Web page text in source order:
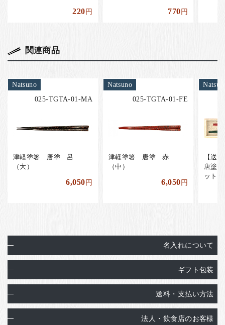
220円 770円
関連商品
Natsuno
025-TGTA-01-MA
津軽塗箸 唐塗 呂
（大）
6,050円
Natsuno
025-TGTA-01-FE
津軽塗箸 唐塗 赤
（中）
6,050円
【送
唐塗
ット
名入れについて
ギフト包装
送料・支払い方法
法人・飲食店のお客様